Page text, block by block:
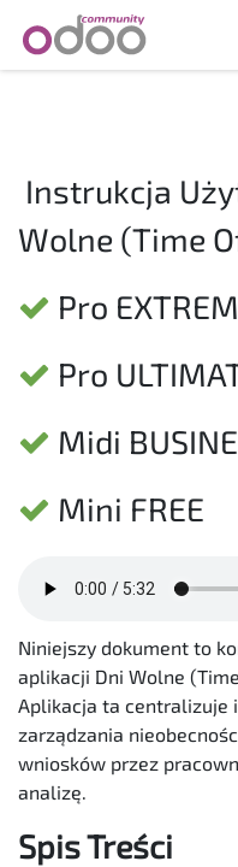
Skip to Content
Instrukcja
Wolne (Time
Pro
Pro
Midi
Mini FREE
Niniejszy dokument to
aplikacji Dni Wolne
Aplikacja ta centralizuje
zarządzania
wniosków przez
analizę.
Spis Treści